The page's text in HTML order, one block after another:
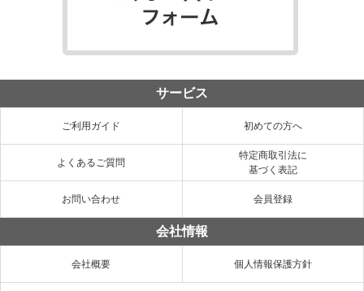
サービス
ご利用ガイド 初めての方へ
よくあるご質問
特定商取引法に
基づく表記
お問い合わせ 会員登録
会社情報
会社概要 個人情報保護方針